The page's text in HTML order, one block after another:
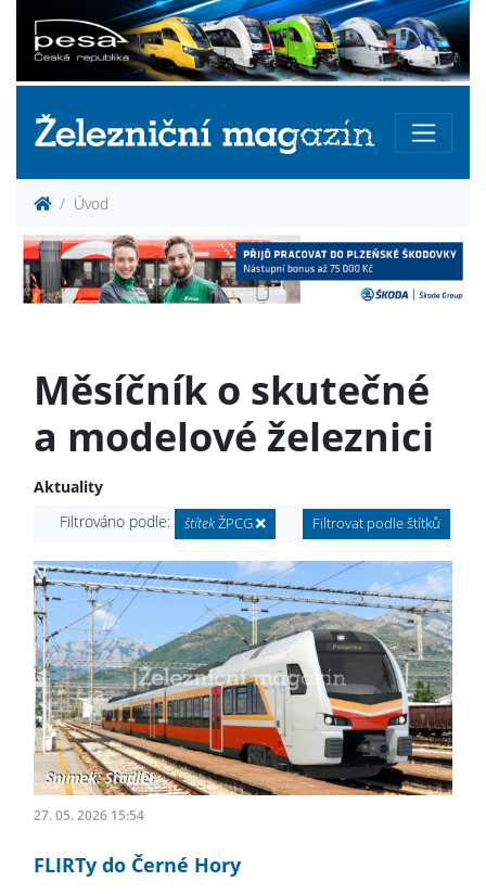
Úvod
Měsíčník o skutečné
a modelové železnici
Aktuality
Filtrováno podle:
štítekŽPCG Filtrovat podle štítků
27. 05. 2026 15:54
FLIRTy do Černé Hory